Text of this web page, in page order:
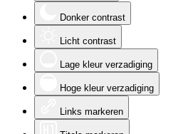
Donker contrast
Licht contrast
Lage kleur verzadiging
Hoge kleur verzadiging
Links markeren